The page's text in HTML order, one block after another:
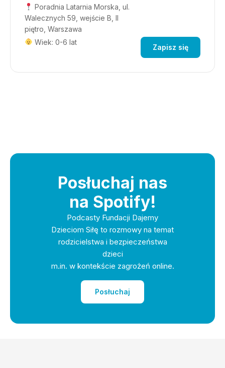
Poradnia Latarnia Morska, ul.
Walecznych 59, wejście B, II
piętro, Warszawa
Wiek: 0-6 lat
Zapisz się
Posłuchaj nas
na Spotify!
Podcasty Fundacji Dajemy
Dzieciom Siłę to rozmowy na temat
rodzicielstwa i bezpieczeństwa
dzieci
m.in. w kontekście zagrożeń online.
Posłuchaj